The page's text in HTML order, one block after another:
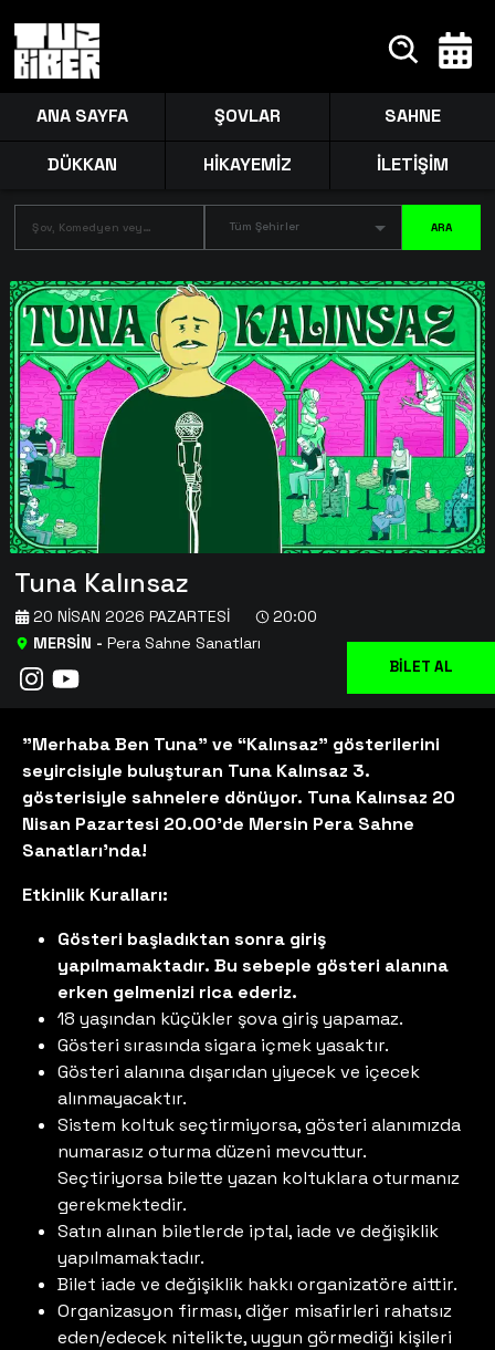
ANA SAYFA ŞOVLAR SAHNE
DÜKKAN HİKAYEMİZ İLETİŞİM
Tüm Şehirler ARA
Tuna Kalınsaz
MERSİN - Pera Sahne Sanatları
20 NISAN 2026 PAZARTESI 20:00
BİLET AL
"Merhaba Ben Tuna" ve “Kalınsaz” gösterilerini
seyircisiyle buluşturan Tuna Kalınsaz 3.
gösterisiyle sahnelere dönüyor. Tuna Kalınsaz 20
Nisan Pazartesi 20.00'de Mersin Pera Sahne
Sanatları'nda!
Etkinlik Kuralları:
Gösteri başladıktan sonra giriş
yapılmamaktadır. Bu sebeple gösteri alanına
erken gelmenizi rica ederiz.
18 yaşından küçükler şova giriş yapamaz.
Gösteri sırasında sigara içmek yasaktır.
Gösteri alanına dışarıdan yiyecek ve içecek
alınmayacaktır.
Sistem koltuk seçtirmiyorsa, gösteri alanımızda
numarasız oturma düzeni mevcuttur.
Seçtiriyorsa bilette yazan koltuklara oturmanız
gerekmektedir.
Satın alınan biletlerde iptal, iade ve değişiklik
yapılmamaktadır.
Bilet iade ve değişiklik hakkı organizatöre aittir.
Organizasyon firması, diğer misafirleri rahatsız
eden/edecek nitelikte, uygun görmediği kişileri